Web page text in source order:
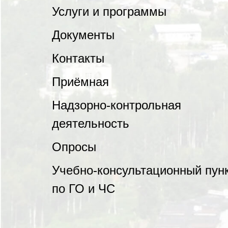
Услуги и программы
Документы
Контакты
Приёмная
Надзорно-контрольная
деятельность
Опросы
Учебно-консультационный
по ГО и ЧС